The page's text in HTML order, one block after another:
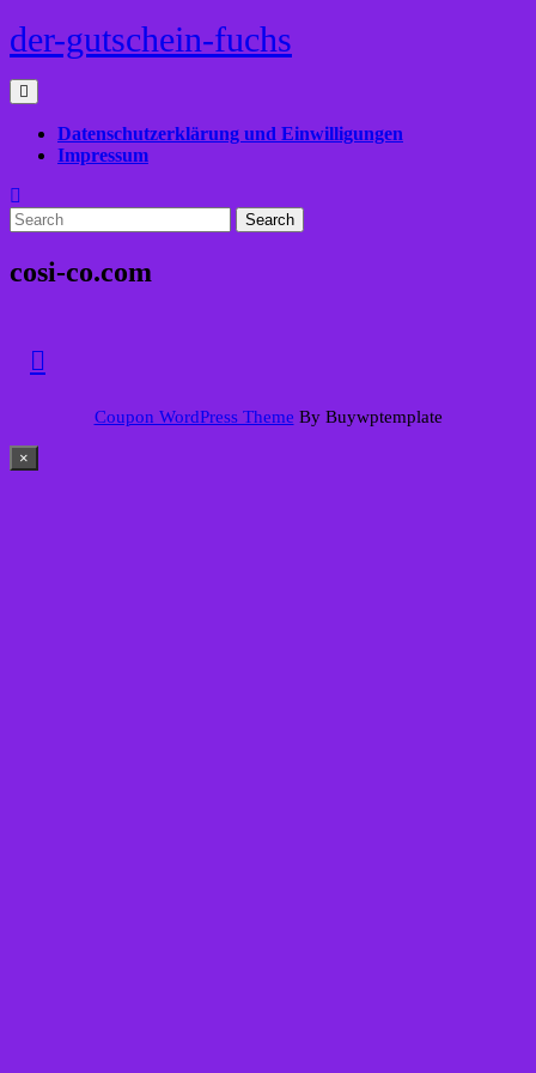
Skip
to
der-gutschein-fuchs
Menu
Datenschutzerklärung und Einwilligungen
Impressum
Menu
Search
for:
cosi-co.com
Top
Coupon WordPress Theme By Buywptemplate
×